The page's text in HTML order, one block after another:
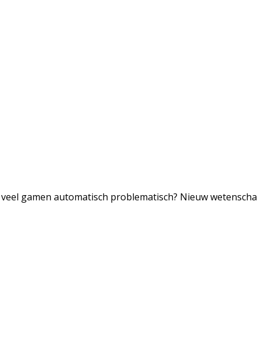
gamen automatisch problematisch? Nieuw